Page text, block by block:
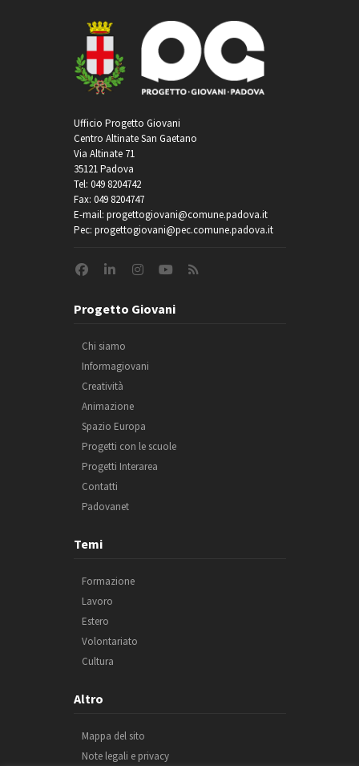
Ufficio Progetto Giovani
Centro Altinate San Gaetano
Via Altinate 71
35121 Padova
Tel: 049 8204742
Fax: 049 8204747
E-mail: progettogiovani@comune.padova.it
Pec: progettogiovani@pec.comune.padova.it
Progetto Giovani
Chi siamo
Informagiovani
Creatività
Animazione
Spazio Europa
Progetti con le scuole
Progetti Interarea
Contatti
Padovanet
Temi
Formazione
Lavoro
Estero
Volontariato
Cultura
Altro
Mappa del sito
Note legali e privacy